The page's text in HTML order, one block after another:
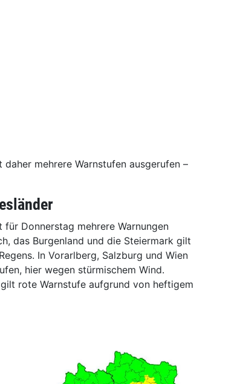
mehrere Warnstufen ausgerufen –
Donnerstag mehrere Warnungen
das Burgenland und die Steiermark gilt
In Vorarlberg, Salzburg und Wien
hier wegen stürmischem Wind.
rote Warnstufe aufgrund von heftigem